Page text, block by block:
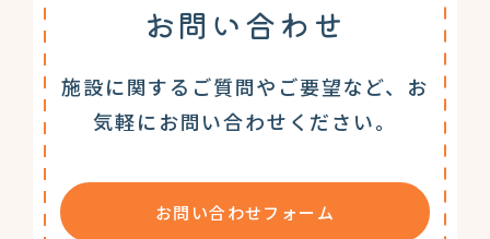
お問い合わせ
施設に関するご質問やご要望など、お
気軽にお問い合わせください。
お問い合わせフォーム